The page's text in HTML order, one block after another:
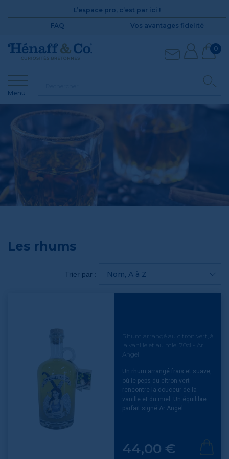
L’espace pro, c’est par ici !
FAQ
Vos avantages fidelité
0
Menu
Les rhums
Trier par : Nom, A à Z
Rhum arrangé au citron vert, à
la vanille et au miel 70cl - Ar
Angel
Un rhum arrangé frais et suave,
où le peps du citron vert
rencontre la douceur de la
vanille et du miel. Un équilibre
parfait signé Ar Angel.
Prix
44,00 €